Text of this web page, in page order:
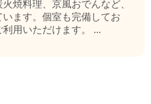
焼料理、京風おでんなど、
ます。個室も完備してお
用いただけます。 ...